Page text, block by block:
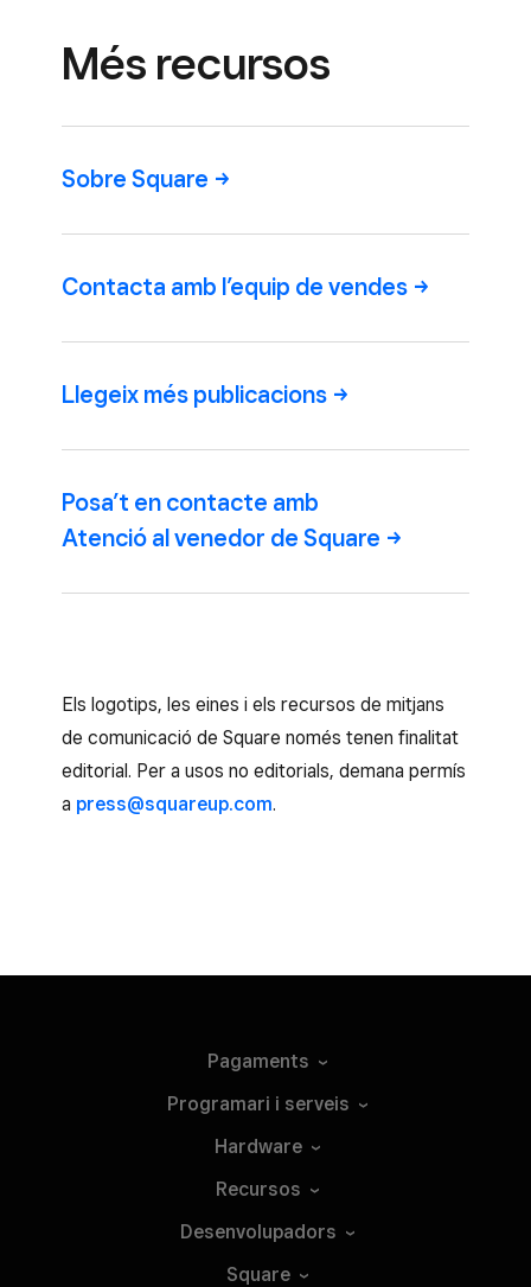
Més recursos
Sobre Square
Contacta amb l’equip de vendes
Llegeix més publicacions
Posa’t en contacte amb
Atenció al venedor de Square
Els logotips, les eines i els recursos de mitjans
de comunicació de Square només tenen finalitat
editorial. Per a usos no editorials, demana permís
a press@squareup.com.
Pagaments
Programari i serveis
Hardware
Recursos
Desenvolupadors
Square